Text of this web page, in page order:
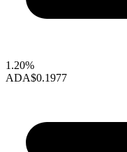
1.20%
ADA$0.1977